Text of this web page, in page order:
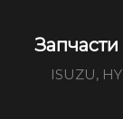
ISUZU,